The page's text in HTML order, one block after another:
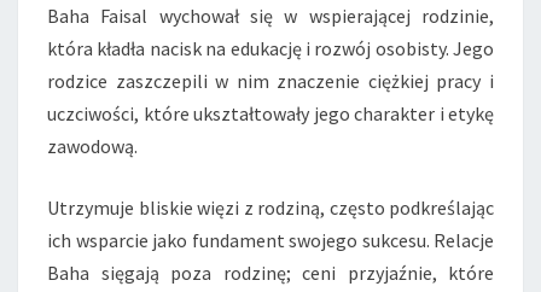
Baha Faisal wychował się w wspierającej rodzinie,
która kładła nacisk na edukację i rozwój osobisty. Jego
rodzice zaszczepili w nim znaczenie ciężkiej pracy i
uczciwości, które ukształtowały jego charakter i etykę
zawodową.
Utrzymuje bliskie więzi z rodziną, często podkreślając
ich wsparcie jako fundament swojego sukcesu. Relacje
Baha sięgają poza rodzinę; ceni przyjaźnie, które